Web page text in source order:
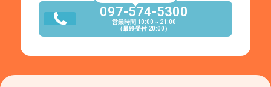
097-574-5300
営業時間 10:00～21:00
（最終受付 20:00）